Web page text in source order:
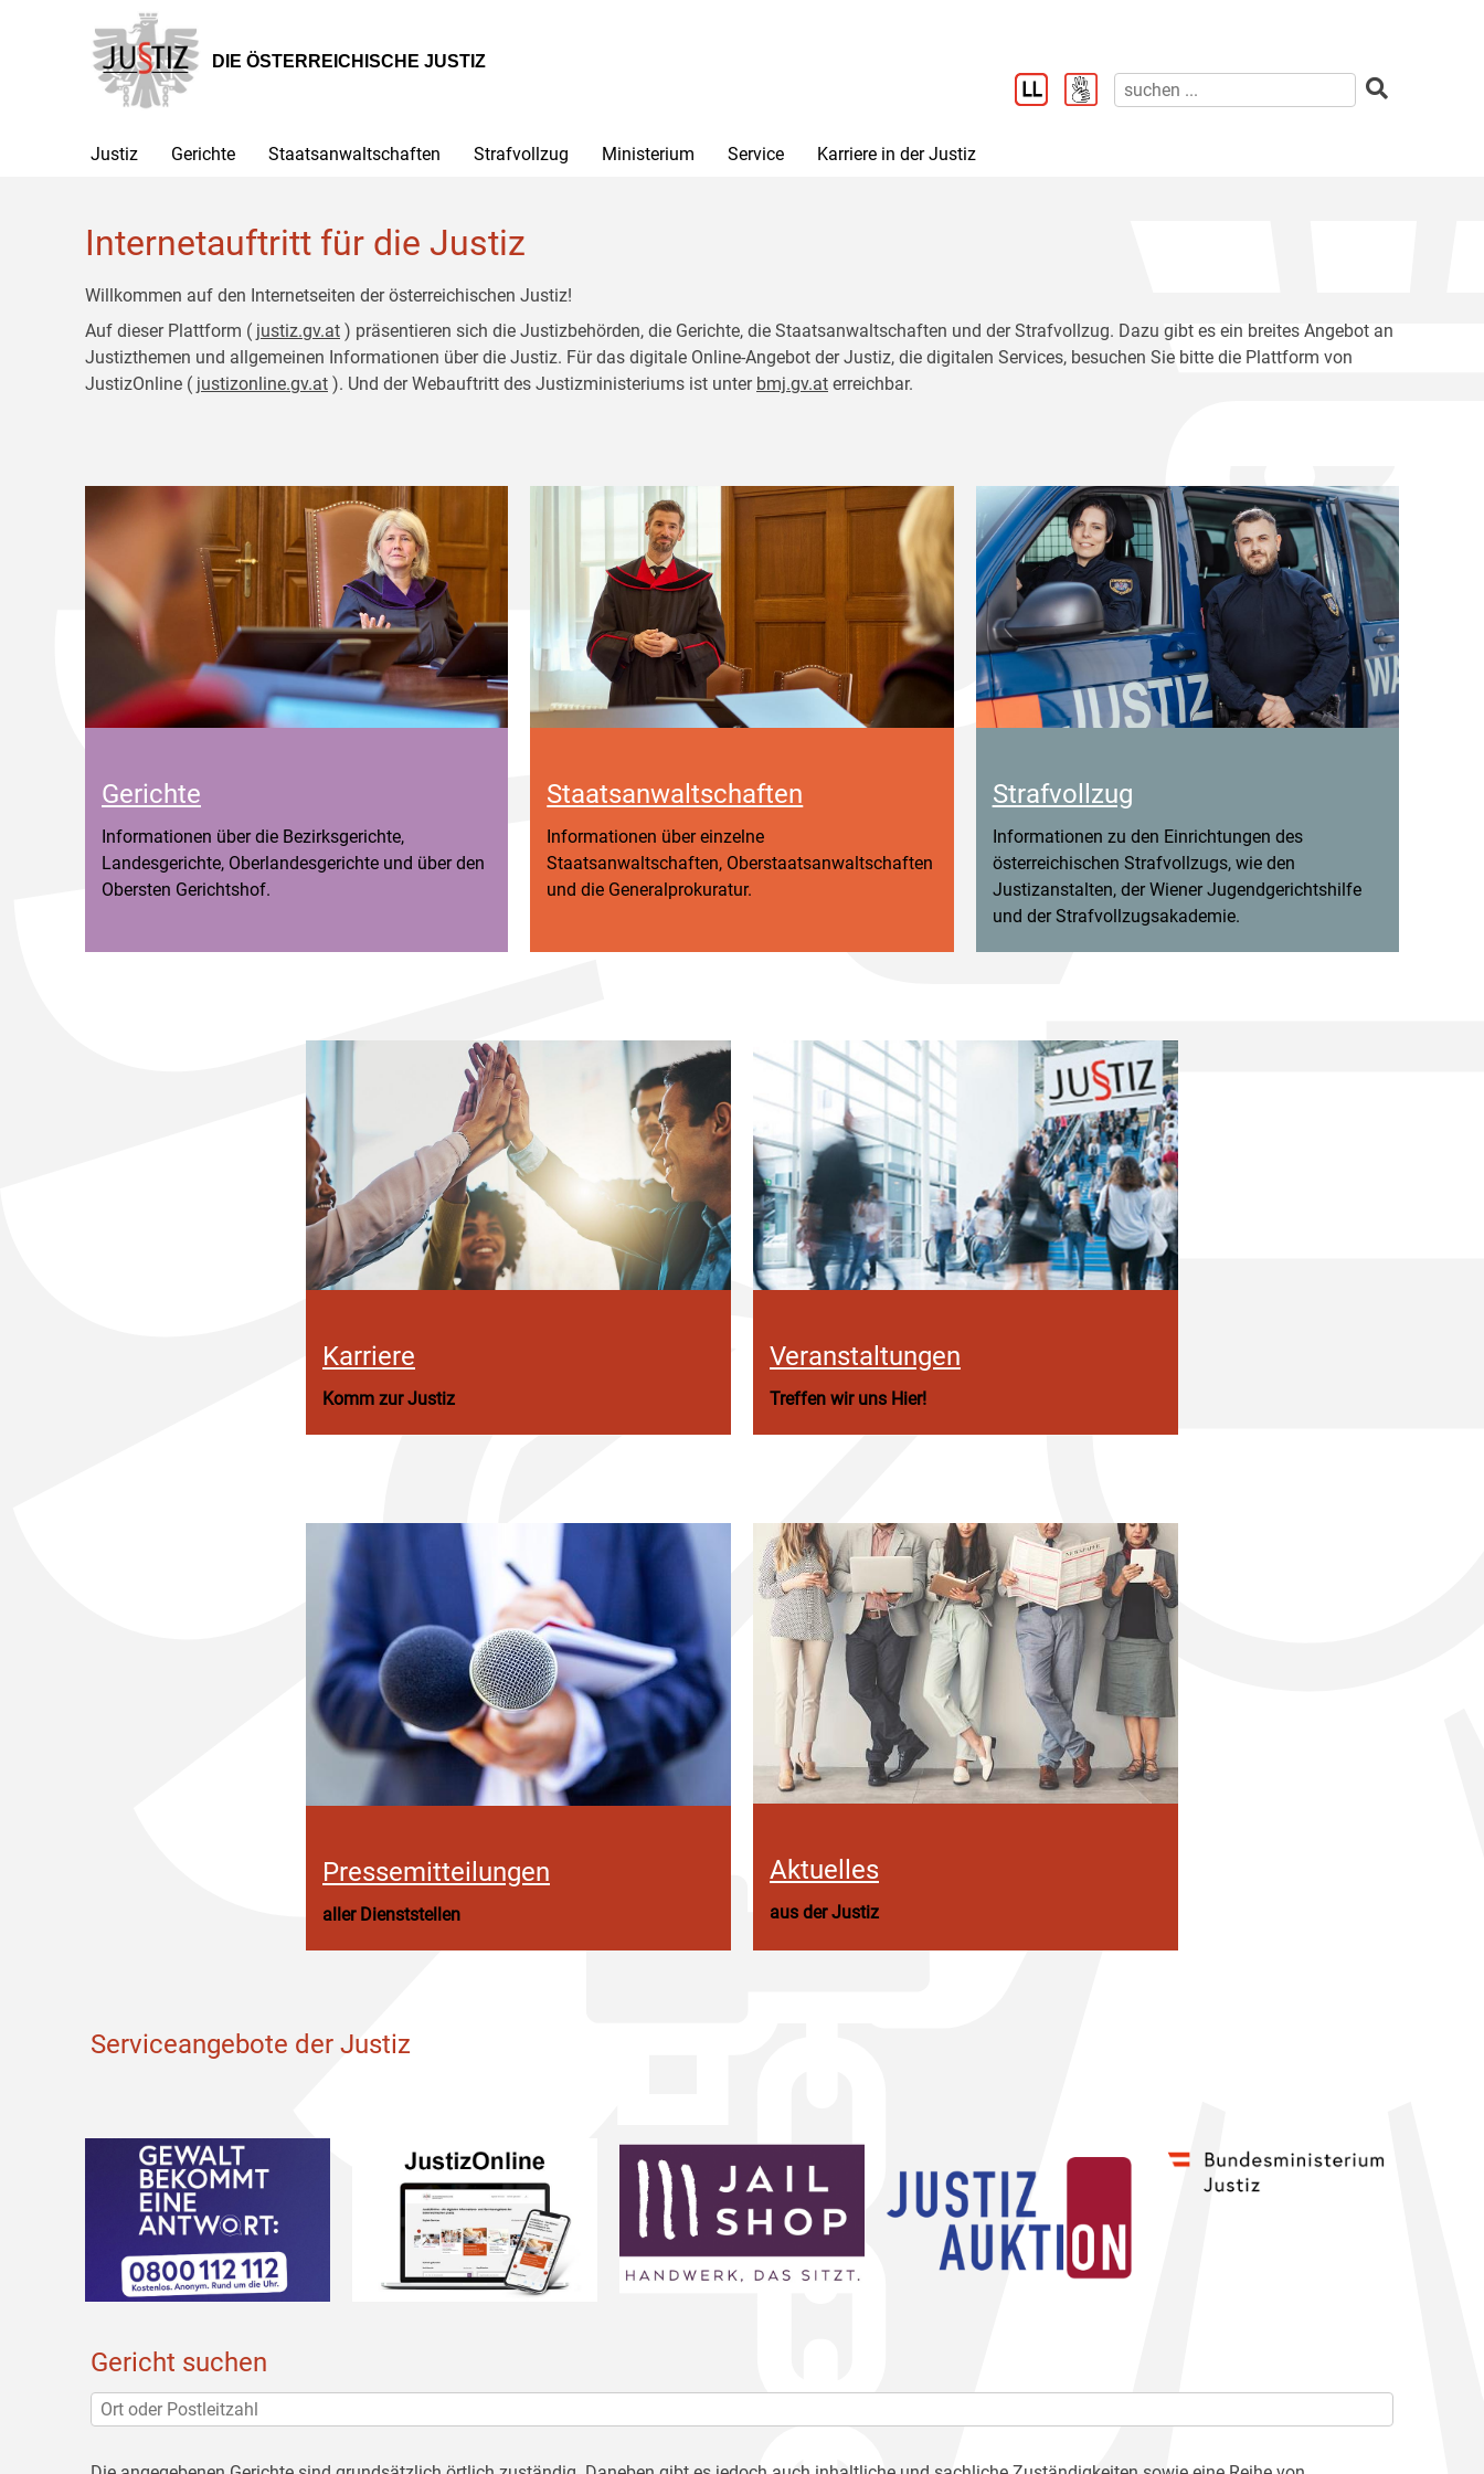
Hauptnavigation
[1]
Inhalt
[2]
DIE ÖSTERREICHISCHE JUSTIZ
Justiz Gerichte Staatsanwaltschaften Strafvollzug Ministerium Service Karriere in der Justiz
Internetauftritt für die Justiz
Willkommen auf den Internetseiten der österreichischen Justiz!
Auf dieser Plattform ( justiz.gv.at ) präsentieren sich die Justizbehörden, die Gerichte, die Staatsanwaltschaften und der Strafvollzug. Dazu gibt es ein breites Angebot an
Justizthemen und allgemeinen Informationen über die Justiz. Für das digitale Online-Angebot der Justiz, die digitalen Services, besuchen Sie bitte die Plattform von
JustizOnline ( justizonline.gv.at ). Und der Webauftritt des Justizministeriums ist unter bmj.gv.at erreichbar.
Gerichte
Informationen über die Bezirksgerichte,
Landesgerichte, Oberlandesgerichte und über den
Obersten Gerichtshof.
Staatsanwaltschaften
Informationen über einzelne
Staatsanwaltschaften, Oberstaatsanwaltschaften
und die Generalprokuratur.
Strafvollzug
Informationen zu den Einrichtungen des
österreichischen Strafvollzugs, wie den
Justizanstalten, der Wiener Jugendgerichtshilfe
und der Strafvollzugsakademie.
Karriere
Komm zur Justiz
Veranstaltungen
Treffen wir uns Hier!
Pressemitteilungen
aller Dienststellen
Aktuelles
aus der Justiz
Serviceangebote der Justiz
Gericht suchen